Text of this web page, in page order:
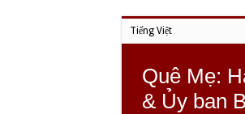
Tiếng Việt
Quê Mẹ:
& Ủy ban